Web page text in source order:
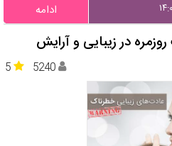
ادامه
در زیبایی و آرایش
5 5240